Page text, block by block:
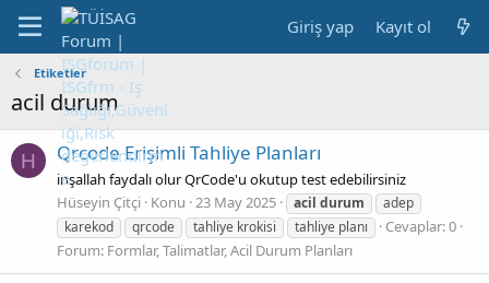
Giriş yap Kayıt ol
Etiketler
acil durum
H Qrcode Erişimli Tahliye Planları
inşallah faydalı olur QrCode'u okutup test edebilirsiniz
Hüseyin Çitçi Konu 23 May 2025 acil durum
adep
karekod
qrcode tahliye krokisi tahliye planı
Cevaplar: 0
Forum: Formlar, Talimatlar, Acil Durum Planları